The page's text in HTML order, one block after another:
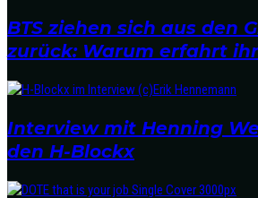
BTS ziehen sich aus den
zurück: Warum erfahrt
Interview mit Henning
den H-Blockx